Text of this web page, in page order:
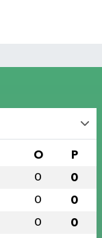
O P
0 0
0 0
0 0